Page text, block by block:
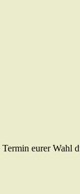
eurer Wahl